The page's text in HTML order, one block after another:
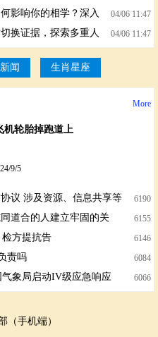
影响你的相学？深入
04/06 11:47
换证据，探索多重人
04/06 11:47
新闻 生肖星座
More
机轮胎掉跑道上
9/5
议 涉及资源、信息共享等 6190
道合的人建立牢固的关
6155
检方提抗告 6146
责吗 6084
气象局启动IV级应急响应 6066
（手机端）